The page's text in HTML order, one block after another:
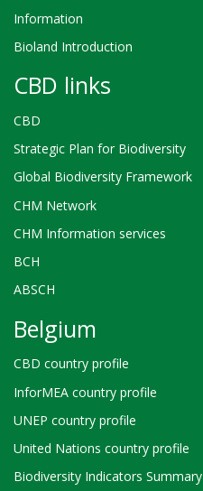
Information
Bioland Introduction
CBD links
CBD
Strategic Plan for Biodiversity
Global Biodiversity Framework
CHM Network
CHM Information services
BCH
ABSCH
Belgium
CBD country profile
InforMEA country profile
UNEP country profile
United Nations country profile
Biodiversity Indicators Summary